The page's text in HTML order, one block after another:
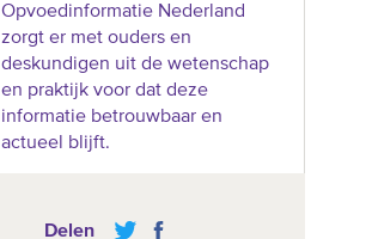
Opvoedinformatie Nederland
zorgt er met ouders en
deskundigen uit de wetenschap
en praktijk voor dat deze
informatie betrouwbaar en
actueel blijft.
Delen